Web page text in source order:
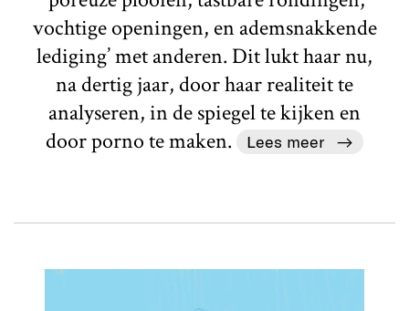
vochtige openingen, en ademsnakkende
lediging’ met anderen. Dit lukt haar nu,
na dertig jaar, door haar realiteit te
analyseren, in de spiegel te kijken en
door porno te maken.
Lees meer